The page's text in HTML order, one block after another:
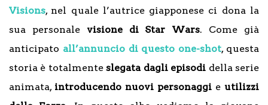
Visions, nel quale l’autrice giapponese ci dona la
sua personale visione di Star Wars. Come già
anticipato all’annuncio di questo one-shot, questa
storia è totalmenteslegata dagli episodi della serie
animata, introducendo nuovi personaggi e utilizzi